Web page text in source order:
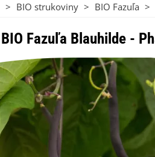
> BIO strukoviny > BIO Fazuľa >
BIO Fazuľa Blauhilde -